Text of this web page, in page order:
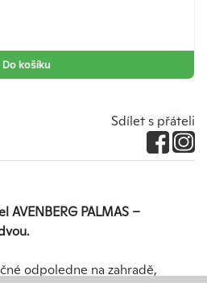
Do košíku
Sdílet s přáteli
AVENBERG PALMAS –
odpoledne na zahradě,